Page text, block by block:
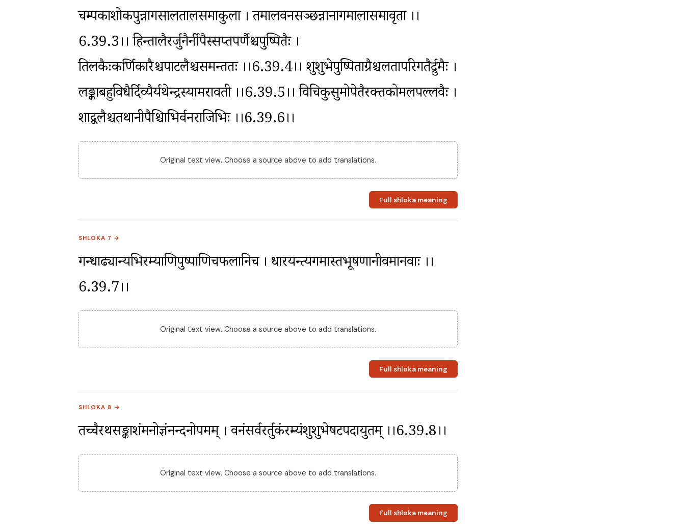
चम्पकाशोकपुन्नागसालतालसमाकुला । तमालवनसञ्छन्नानागमालासमावृता ।।
6.39.3।। हिन्तालैरर्जुनैर्नीपैस्सप्तपर्णैश्चपुष्पितैः ।
तिलकैःकर्णिकारैश्चपाटलैश्चसमन्ततः ।।6.39.4।। शुशुभेपुष्पिताग्रैश्चलतापरिगतैर्द्रुमैः ।
लङ्काबहुविधैर्दिव्यैर्यथेन्द्रस्यामरावती ।।6.39.5।। विचित्रकुसुमोपेतैरक्तकोमलपल्लवैः ।
शाद्वलैश्चतथानीपैश्चित्राभिर्वनराजिभिः ।।6.39.6।।
Original text view. Choose a source above to add translations.
Full shloka meaning
SHLOKA 7 →
गन्धाढ्यान्यभिरम्याणिपुष्पाणिचफलानिच । धारयन्त्यगमास्तत्रभूषणानीवमानवाः ।।
6.39.7।।
Original text view. Choose a source above to add translations.
Full shloka meaning
SHLOKA 8 →
तच्चैत्ररथसङ्काशंमनोज्ञंनन्दनोपमम् । वनंसर्वरर्तुकंरम्यंशुशुभेषटपदायुतम् ।।6.39.8।।
Original text view. Choose a source above to add translations.
Full shloka meaning